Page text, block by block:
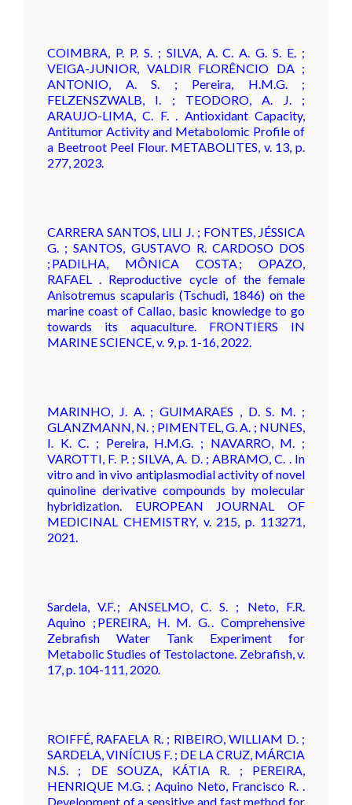
COIMBRA, P. P. S. ; SILVA, A. C. A. G. S. E. ;
VEIGA-JUNIOR, VALDIR FLORÊNCIO DA ;
ANTONIO, A. S. ; Pereira, H.M.G. ;
FELZENSZWALB, I. ; TEODORO, A. J. ;
ARAUJO-LIMA, C. F. . Antioxidant Capacity,
Antitumor Activity and Metabolomic Profile of
a Beetroot Peel Flour. METABOLITES, v. 13, p.
277, 2023.
CARRERA SANTOS, LILI J. ; FONTES, JÉSSICA
G. ; SANTOS, GUSTAVO R. CARDOSO DOS
; PADILHA, MÔNICA COSTA ; OPAZO,
RAFAEL . Reproductive cycle of the female
Anisotremus scapularis (Tschudi, 1846) on the
marine coast of Callao, basic knowledge to go
towards its aquaculture. FRONTIERS IN
MARINE SCIENCE, v. 9, p. 1-16, 2022.
MARINHO, J. A. ; GUIMARAES , D. S. M. ;
GLANZMANN, N. ; PIMENTEL, G. A. ; NUNES,
I. K. C. ; Pereira, H.M.G. ; NAVARRO, M. ;
VAROTTI, F. P. ; SILVA, A. D. ; ABRAMO, C. . In
vitro and in vivo antiplasmodial activity of novel
quinoline derivative compounds by molecular
hybridization. EUROPEAN JOURNAL OF
MEDICINAL CHEMISTRY, v. 215, p. 113271,
2021.
Sardela, V.F. ; ANSELMO, C. S. ; Neto, F.R.
Aquino ; PEREIRA, H. M. G. . Comprehensive
Zebrafish Water Tank Experiment for
Metabolic Studies of Testolactone. Zebrafish, v.
17, p. 104-111, 2020.
ROIFFÉ, RAFAELA R. ; RIBEIRO, WILLIAM D. ;
SARDELA, VINÍCIUS F. ; DE LA CRUZ, MÁRCIA
N.S. ; DE SOUZA, KÁTIA R. ; PEREIRA,
HENRIQUE M.G. ; Aquino Neto, Francisco R. .
Development of a sensitive and fast method for